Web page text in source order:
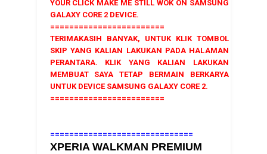
YOUR CLICK MAKE ME STILL WOK ON SAMSUNG
GALAXY CORE 2 DEVICE.
========================
TERIMAKASIH BANYAK, UNTUK KLIK TOMBOL
SKIP YANG KALIAN LAKUKAN PADA HALAMAN
PERANTARA. KLIK YANG KALIAN LAKUKAN
MEMBUAT SAYA TETAP BERMAIN BERKARYA
UNTUK DEVICE SAMSUNG GALAXY CORE 2.
========================
==============================
XPERIA WALKMAN PREMIUM